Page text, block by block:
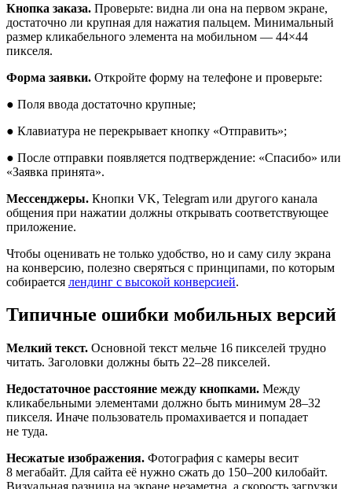
Кнопка заказа. Проверьте: видна ли она на первом экране,
достаточно ли крупная для нажатия пальцем. Минимальный
размер кликабельного элемента на мобильном — 44×44
пикселя.
Форма заявки. Откройте форму на телефоне и проверьте:
● Поля ввода достаточно крупные;
● Клавиатура не перекрывает кнопку «Отправить»;
● После отправки появляется подтверждение: «Спасибо» или
«Заявка принята».
Мессенджеры. Кнопки VK, Telegram или другого канала
общения при нажатии должны открывать соответствующее
приложение.
Чтобы оценивать не только удобство, но и саму силу экрана
на конверсию, полезно сверяться с принципами, по которым
собирается лендинг с высокой конверсией.
Типичные ошибки мобильных версий
Мелкий текст. Основной текст мельче 16 пикселей трудно
читать. Заголовки должны быть 22–28 пикселей.
Недостаточное расстояние между кнопками. Между
кликабельными элементами должно быть минимум 28–32
пикселя. Иначе пользователь промахивается и попадает
не туда.
Несжатые изображения. Фотография с камеры весит
8 мегабайт. Для сайта её нужно сжать до 150–200 килобайт.